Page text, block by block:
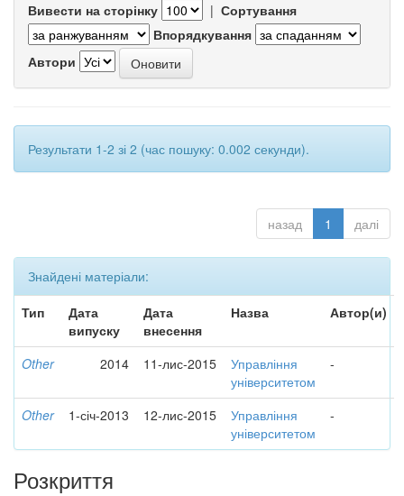
Вивести на сторінку | Сортування
Впорядкування
Автори
Результати 1-2 зі 2 (час пошуку: 0.002 секунди).
назад 1 далі
Знайдені матеріали:
Тип
Дата
випуску
Дата
внесення
Назва Автор(и)
Other 2014 11-лис-2015
Управління
університетом
-
Other 1-січ-2013 12-лис-2015
Управління
університетом
-
Розкриття